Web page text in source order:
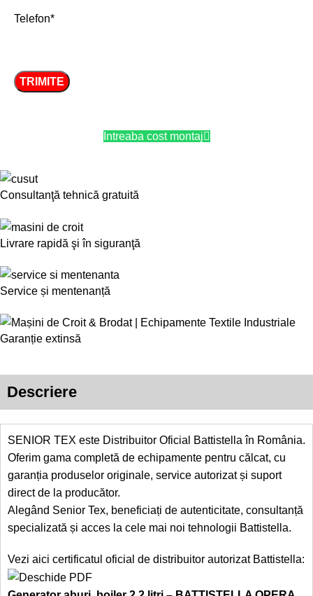
Telefon*
Intreaba cost montaj
Consultanţă tehnică gratuită
Livrare rapidă şi în siguranţă
Service și mentenanță
Garanție extinsă
Descriere
SENIOR TEX este Distribuitor Oficial Battistella în România.
Oferim gama completă de echipamente pentru călcat, cu
garanția produselor originale, service autorizat și suport
direct de la producător.
Alegând Senior Tex, beneficiați de autenticitate, consultanță
specializată și acces la cele mai noi tehnologii Battistella.
Vezi aici certificatul oficial de distribuitor autorizat Battistella: